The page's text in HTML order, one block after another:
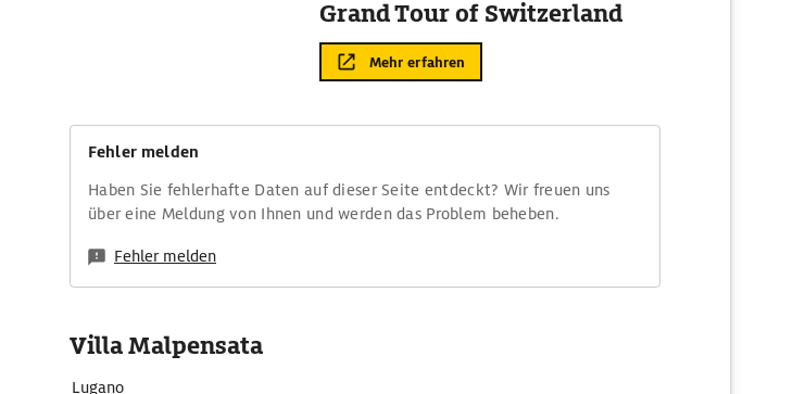
Grand Tour of Switzerland
Mehr erfahren
Fehler melden
Haben Sie fehlerhafte Daten auf dieser Seite entdeckt? Wir freuen uns
über eine Meldung von Ihnen und werden das Problem beheben.
Fehler melden
Villa Malpensata
Lugano